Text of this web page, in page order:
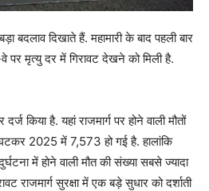
बदलाव दिखाते हैं. महामारी के बाद पहली बार
पर मृत्यु दर में गिरावट देखने को मिली है.
किया है. यहां राजमार्ग पर होने वाली मौतों
2025 में 7,573 हो गई है. हालांकि
में होने वाली मौत की संख्या सबसे ज्यादा
राजमार्ग सुरक्षा में एक बड़े सुधार को दर्शाती